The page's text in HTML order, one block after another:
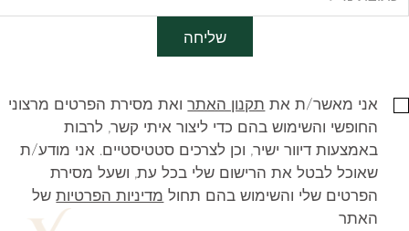
שליחה
אני מאשר/ת את תקנון האתרואת מסירת הפרטים מרצוני
החופשי והשימוש בהם כדי ליצור איתי קשר, לרבות
באמצעות דיוור ישיר, וכן לצרכים סטטיסטיים. אני מודע/ת
שאוכל לבטל את הרישום שלי בכל עת, ושעל מסירת
הפרטים שלי והשימוש בהם תחול מדיניות הפרטיותשל
האתר